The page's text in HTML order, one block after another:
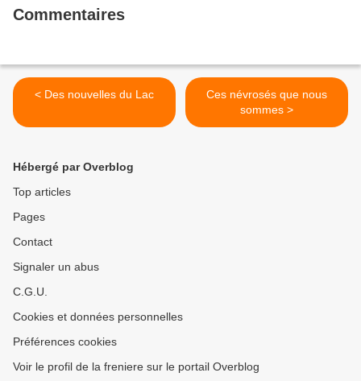
Commentaires
< Des nouvelles du Lac
Ces névrosés que nous
sommes >
Hébergé par Overblog
Top articles
Pages
Contact
Signaler un abus
C.G.U.
Cookies et données personnelles
Préférences cookies
Voir le profil de la freniere sur le portail Overblog